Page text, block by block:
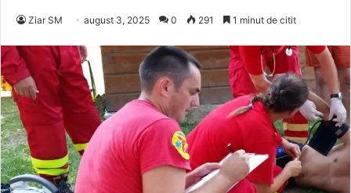
Ziar SM august 3, 2025 0 291 1 minut de citit